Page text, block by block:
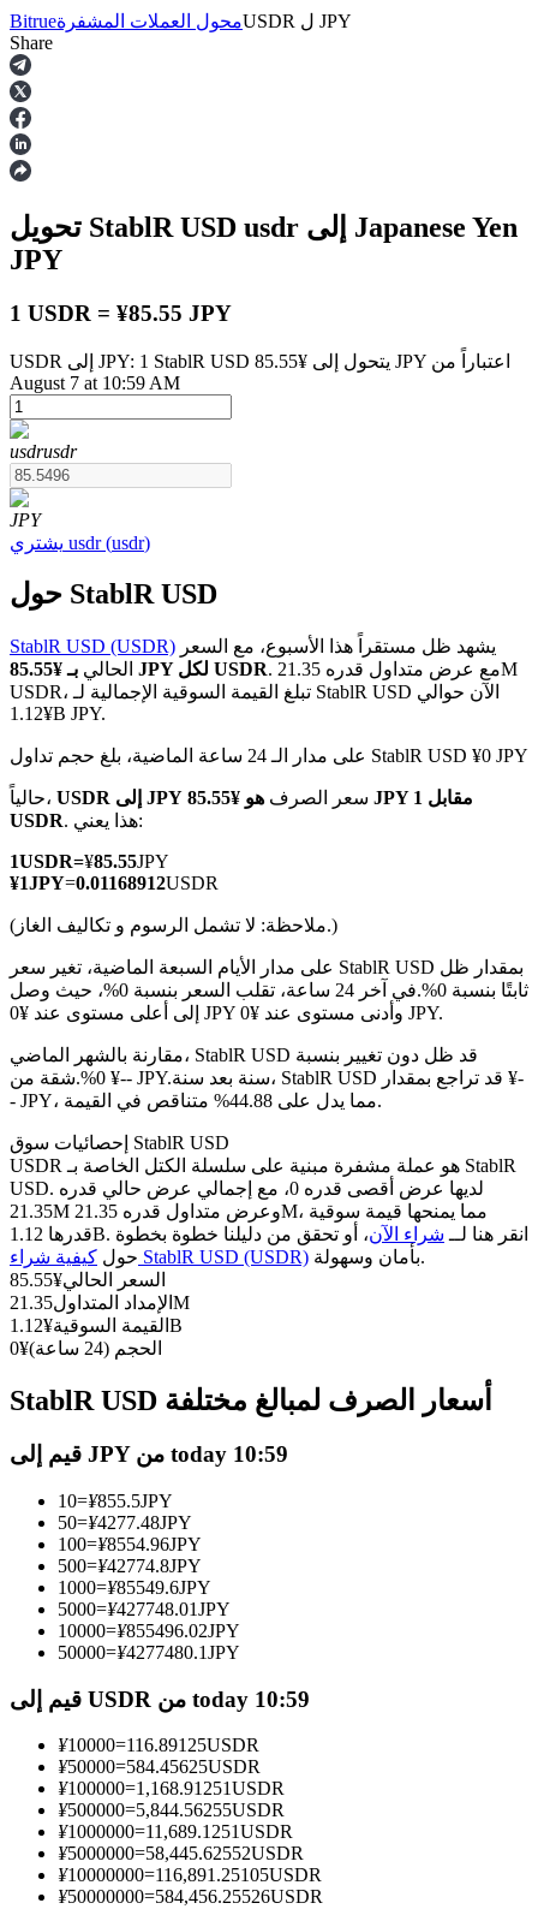
العقود الآجلة
العقود الآجلة USDT
العقود الآجلة لـ COIN-M
العقود الآجلة للعملات المشفرة
TradFi
مشتقات الأسهم والعملات الأجنبية والمعادن الثمينة والسلع
العقود الآجلة USDC
نسخ التداول
انضم إلى أفضل المتداولين
كن متداول نسخ
استمتع بتقاسم الأرباح وعمولات نسخ التداول
Bitrueمحول العملات المشفرةUSDR ل JPY
Share
تحويل StablR USD usdr
إلى Japanese Yen
JPY
1 USDR = ¥85.55 JPY
USDR إلى JPY: 1 StablR USD يتحول إلى ¥85.55 JPY اعتباراً من
August 7 at 10:59 AM
usdrusdr
JPY
يشتري usdr(usdr)
حول StablR USD
StablR USD (USDR)
الحالي
بـ ¥85.55 JPY لكل USDR. مع عرض متداول قدره 21.35M
USDR، تبلغ القيمة السوقية الإجمالية لـ StablR USD الآن حوالي
¥1.12B JPY.
على مدار الـ 24 ساعة الماضية، بلغ حجم تداول StablR USD ¥0 JPY
حالياً، USDR إلى JPY سعر الصرف
هو ¥85.55 JPY مقابل 1
USDR
. هذا يعني:
1USDR=¥85.55JPY
¥1JPY=0.01168912USDR
(ملاحظة: لا تشمل الرسوم و تكاليف الغاز.)
على مدار الأيام السبعة الماضية، تغير سعر StablR USD بمقدار ظل
ثابتًا بنسبة 0%.
في آخر 24 ساعة، تقلب السعر بنسبة 0%، حيث وصل
إلى أعلى مستوى عند ¥0 JPY وأدنى مستوى عند ¥0 JPY.
مقارنة بالشهر الماضي، StablR USD قد ظل دون تغيير بنسبة
0%.شقة من ¥-- JPY.سنة بعد سنة، StablR USD قد تراجع بمقدار ¥-
- JPY، مما يدل على 44.88% متناقص في القيمة.
إحصائيات سوق StablR USD
USDR هو عملة مشفرة مبنية على سلسلة الكتل الخاصة بـ StablR
USD. لديها عرض أقصى قدره 0، مع إجمالي عرض حالي قدره
21.35M وعرض متداول قدره 21.35M، مما يمنحها قيمة سوقية
قدرها 1.12B. انقر هنا لــ شراء الآن، أو تحقق من دليلنا خطوة بخطوة
حول كيفية شراء StablR USD (USDR)
بأمان وسهولة.
السعر الحالي¥
85.55
الإمداد المتداول 21.35M
القيمة السوقية¥
1.12B
الحجم (24 ساعة)
¥
0
StablR USD أسعار الصرف لمبالغ مختلفة
قيم إلى JPY من today 10:59
10=¥855.5JPY
50=¥4277.48JPY
100=¥8554.96JPY
500=¥42774.8JPY
1000=¥85549.6JPY
5000=¥427748.01JPY
10000=¥855496.02JPY
50000=¥4277480.1JPY
قيم إلى USDR من today 10:59
¥10000=116.89125USDR
¥50000=584.45625USDR
¥100000=1,168.91251USDR
¥500000=5,844.56255USDR
¥1000000=11,689.1251USDR
¥5000000=58,445.62552USDR
¥10000000=116,891.25105USDR
¥50000000=584,456.25526USDR